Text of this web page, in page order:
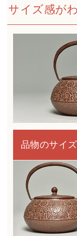
サイズ感が
品物のサイ